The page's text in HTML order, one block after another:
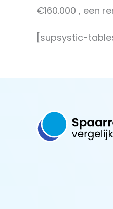
€160.000 , een
[supsystic-tables